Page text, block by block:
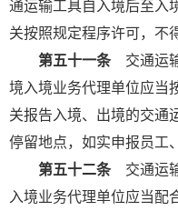
通运输工具自入境后至入
关按照规定程序许可，不
第五十一条交通运输
境入境业务代理单位应当
关报告入境、出境的交通
停留地点，如实申报员工
第五十二条交通运输
入境业务代理单位应当配